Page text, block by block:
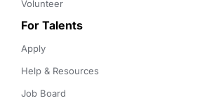
Volunteer
For Talents
Apply
Help & Resources
Job Board